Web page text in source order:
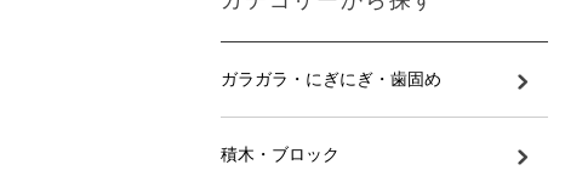
ガラガラ・にぎにぎ・歯固め
積木・ブロック